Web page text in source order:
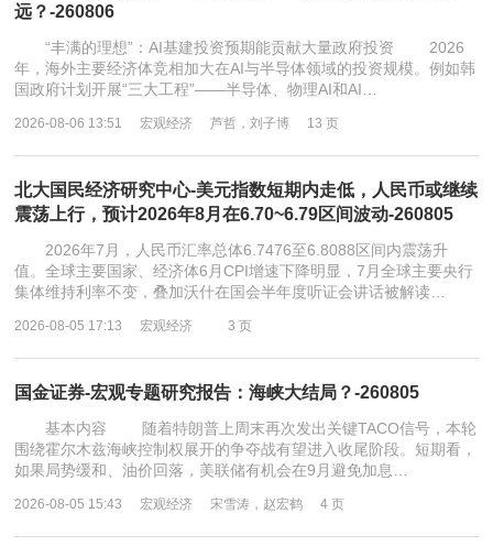
远？-260806
“丰满的理想”：AI基建投资预期能贡献大量政府投资 2026
年，海外主要经济体竞相加大在AI与半导体领域的投资规模。例如韩
国政府计划开展“三大工程”——半导体、物理AI和AI…
2026-08-06 13:51 宏观经济 芦哲，刘子博 13 页
北大国民经济研究中心-美元指数短期内走低，人民币或继续
震荡上行，预计2026年8月在6.70~6.79区间波动-260805
2026年7月，人民币汇率总体6.7476至6.8088区间内震荡升
值。全球主要国家、经济体6月CPI增速下降明显，7月全球主要央行
集体维持利率不变，叠加沃什在国会半年度听证会讲话被解读…
2026-08-05 17:13 宏观经济 3 页
国金证券-宏观专题研究报告：海峡大结局？-260805
基本内容 随着特朗普上周末再次发出关键TACO信号，本轮
围绕霍尔木兹海峡控制权展开的争夺战有望进入收尾阶段。短期看，
如果局势缓和、油价回落，美联储有机会在9月避免加息…
2026-08-05 15:43 宏观经济 宋雪涛，赵宏鹤 4 页